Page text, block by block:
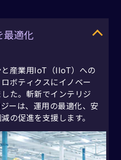
最適化
産業用IoT（IIoT）への
ボティクスにイノベー
た。斬新でインテリジ
ーは、運用の最適化、安
の促進を支援します。